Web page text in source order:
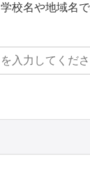
学校名や地域名